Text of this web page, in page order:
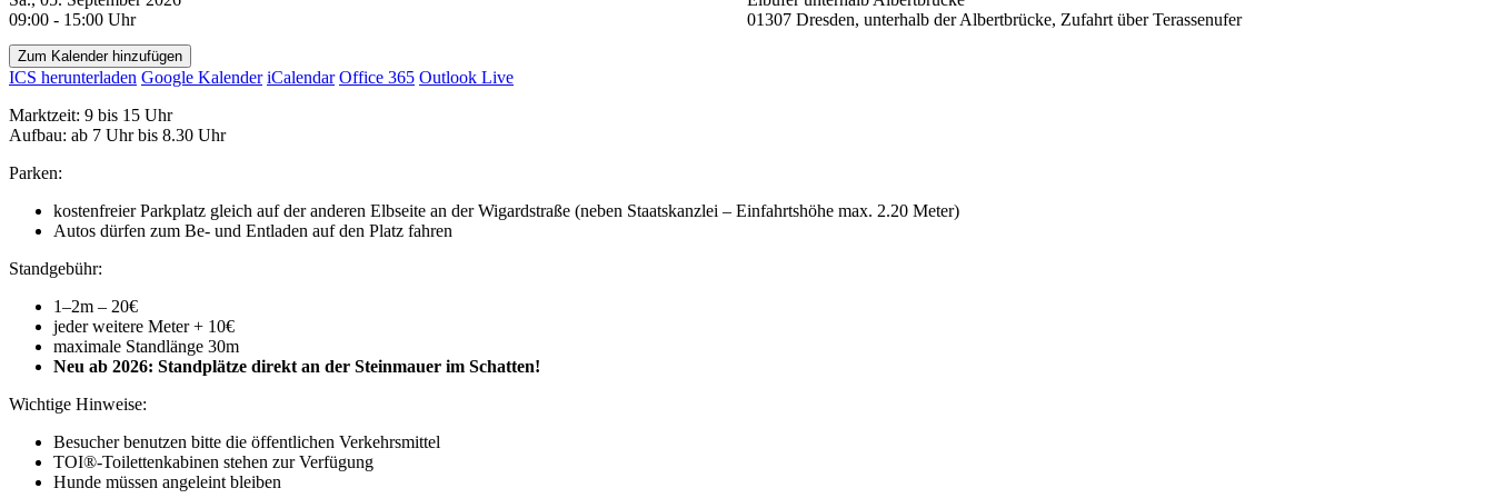
09:00 - 15:00 Uhr
Zum Kalender hinzufügen
ICS herunterladen Google Kalender iCalendar Office 365 Outlook Live
01307 Dresden, unterhalb der Albertbrücke, Zufahrt über Terassenufer
Marktzeit: 9 bis 15 Uhr
Aufbau: ab 7 Uhr bis 8.30 Uhr
Parken:
kostenfreier Parkplatz gleich auf der anderen Elbseite an der Wigardstraße (neben Staatskanzlei – Einfahrtshöhe max. 2.20 Meter)
Autos dürfen zum Be- und Entladen auf den Platz fahren
Standgebühr:
1–2m – 20€
jeder weitere Meter + 10€
maximale Standlänge 30m
Neu ab 2026: Standplätze direkt an der Steinmauer im Schatten!
Wichtige Hinweise:
Besucher benutzen bitte die öffentlichen Verkehrsmittel
TOI®-Toilettenkabinen stehen zur Verfügung
Hunde müssen angeleint bleiben